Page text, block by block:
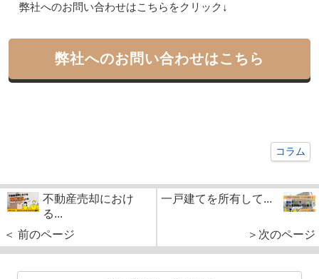
弊社へのお問い合わせはこちらをクリック↓
弊社へのお問い合わせはこちら
コラム
不動産売却におけ
る...
＜ 前のページ
一戸建てを所有して...
＞次のページ